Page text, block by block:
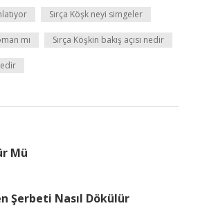
Sırça Köşk neyi simgeler
mı Sırça Köşkin bakış açısı nedir
Mü
Şerbeti Nasıl Dökülür